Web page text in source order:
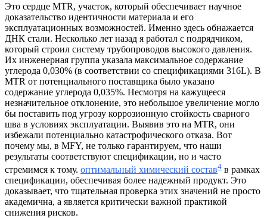
Это сердце MTR, участок, который обеспечивает научное
доказательство идентичности материала и его
эксплуатационных возможностей. Именно здесь обнажается
ДНК стали. Несколько лет назад я работал с подрядчиком,
который строил систему трубопроводов высокого давления.
Их инженерная группа указала максимальное содержание
углерода 0,030% (в соответствии со спецификациями 316L). В
MTR от потенциального поставщика было указано
содержание углерода 0,035%. Несмотря на кажущееся
незначительное отклонение, это небольшое увеличение могло
бы поставить под угрозу коррозионную стойкость сварного
шва в условиях эксплуатации. Выявив это на MTR, они
избежали потенциально катастрофического отказа. Вот
почему мы, в MFY, не только гарантируем, что наши
результаты соответствуют спецификации, но и часто
стремимся к тому. оптимальный химический состав4 в рамках
спецификации, обеспечивая более надежный продукт. Это
доказывает, что тщательная проверка этих значений не просто
академична, а является критически важной практикой
снижения рисков.